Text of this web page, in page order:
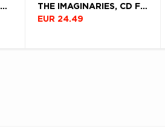
THE DELINES, VINYL THE SEA DRIFT
THE IMAGINARIES, CD FEVER
EUR 24.49